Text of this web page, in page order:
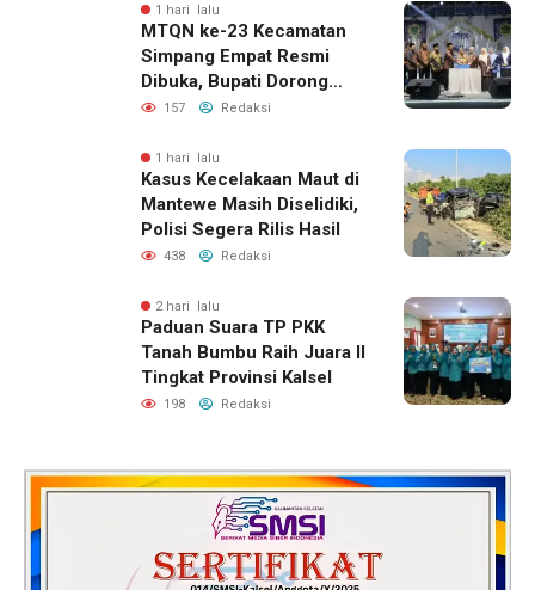
1 hari lalu
MTQN ke-23 Kecamatan
Simpang Empat Resmi
Dibuka, Bupati Dorong
Lahirnya Generasi Qur’ani
157 Redaksi
1 hari lalu
Kasus Kecelakaan Maut di
Mantewe Masih Diselidiki,
Polisi Segera Rilis Hasil
438 Redaksi
2 hari lalu
Paduan Suara TP PKK
Tanah Bumbu Raih Juara II
Tingkat Provinsi Kalsel
198 Redaksi